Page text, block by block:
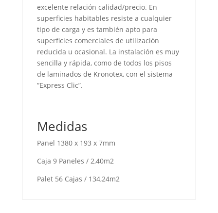
excelente relación calidad/precio. En
superficies habitables resiste a cualquier
tipo de carga y es también apto para
superficies comerciales de utilización
reducida u ocasional. La instalación es muy
sencilla y rápida, como de todos los pisos
de laminados de Kronotex, con el sistema
“Express Clic”.
Medidas
Panel 1380 x 193 x 7mm
Caja 9 Paneles / 2,40m2
Palet 56 Cajas / 134,24m2